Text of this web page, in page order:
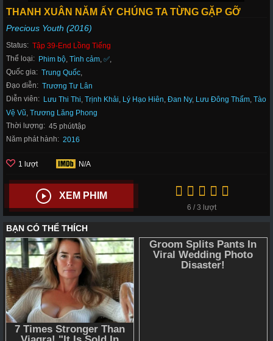
THANH XUÂN NĂM ẤY CHÚNG TA TỪNG GẶP GỠ
Precious Youth (2016)
Status: Tập 39-End Lồng Tiếng
Thể loại: Phim bộ, Tình cảm, ✅,
Quốc gia: Trung Quốc,
Đạo diễn: Trương Tư Lân
Diễn viên: Lưu Thi Thi, Trịnh Khải, Lý Hạo Hiên, Đan Ny, Lưu Đông Thấm, Tào
Vệ Vũ, Trương Lăng Phong
Thời lượng: 45 phút/tập
Năm phát hành: 2016
1 lượt N/A
XEM PHIM
6 / 3 lượt